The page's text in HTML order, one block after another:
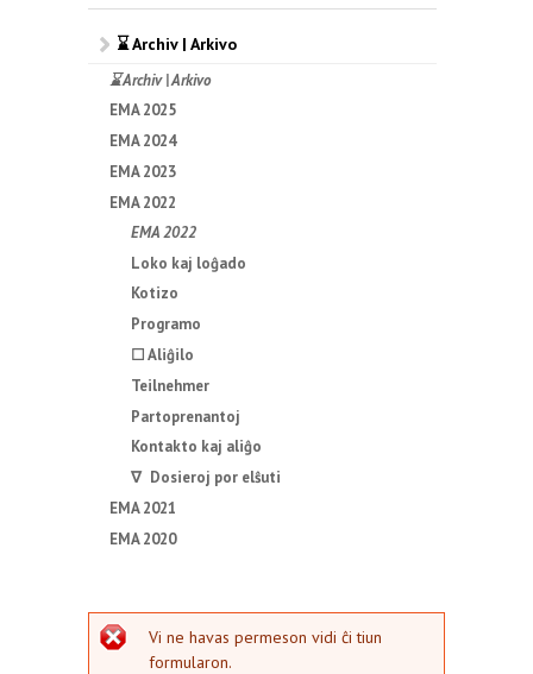
⌛ Archiv | Arkivo
⌛ Archiv | Arkivo
EMA 2025
EMA 2024
EMA 2023
EMA 2022
EMA 2022
Loko kaj loĝado
Kotizo
Programo
☐ Aliĝilo
Teilnehmer
Partoprenantoj
Kontakto kaj aliĝo
∇ Dosieroj por elŝuti
EMA 2021
EMA 2020
erarmesaĝo
Vi ne havas permeson vidi ĉi tiun
formularon.